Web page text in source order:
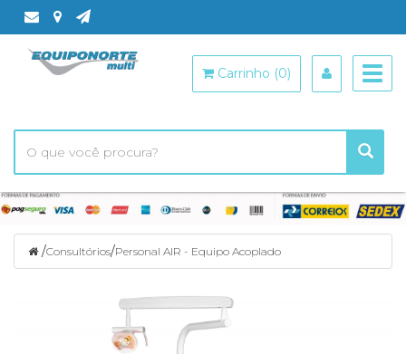
Carrinho (0)
/Consultórios/Personal AIR - Equipo Acoplado